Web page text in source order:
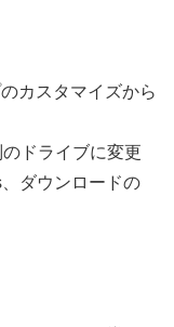
カスタマイズから
ドライブに変更
ダウンロードの